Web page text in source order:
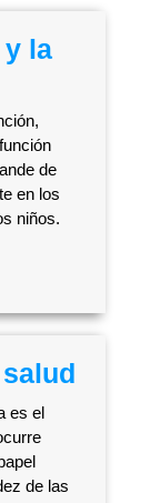
la
de
en los
niños.
es el
de las